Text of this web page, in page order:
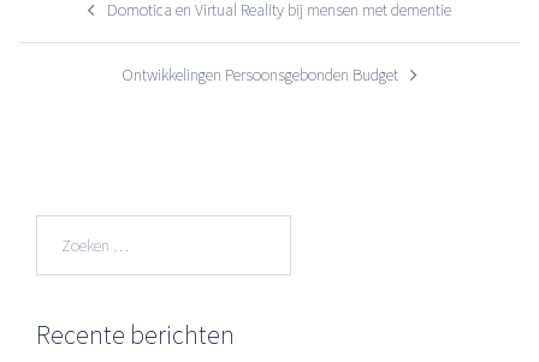
navigatieDomotica en Virtual Reality bij mensen met dementie
Ontwikkelingen Persoonsgebonden Budget
naar:
Recente berichten